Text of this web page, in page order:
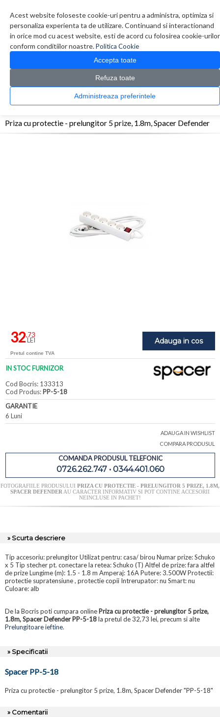
Acest website foloseste cookie-uri pentru a administra, optimiza si
personaliza experienta ta de utilizare. Continuand si interactionand
in orice mod cu acest website, esti de acord cu folosirea cookie-urilor
conform conditiilor noastre.Politica Cookie
Accepta toate
Refuza toate
Administreaza preferintele
0 produs(e)
CATALOG PRODUSE
UPS - Protectie > Prelungitoare > Priza cu protectie - prelungitor 5
Priza cu protectie - prelungitor 5 prize, 1.8m, Spacer Defender
Adauga in cos
32,73
LEI
Pretul contine TVA
IN STOC FURNIZOR
Cod Bocris: 133313
Cod Produs: PP-5-18
GARANTIE
6 Luni
ADAUGA IN WISHLIST
COMPARA PRODUSUL
COMANDA PRODUSUL TELEFONIC
0726.262.747 • 0344.401.060
FOTOGRAFIILE PRODUSULUI PRIZA CU PROTECTIE - PRELUNGITOR 5 PRIZE, 1.8M,
SPACER DEFENDERAU CARACTER INFORMATIV SI POT CONTINE ACCESORII
NEINCLUSE IN PACHET!
» Scurta descriere
Tip accesoriu: prelungitor Utilizat pentru: casa/ birou Numar prize: Schuko
x 5 Tip stecher pt. conectare la retea: Schuko (T) Altfel de prize: fara altfel
de prize Lungime (m): 1.5 - 1.8 m Amperaj: 16A Putere: 3.500W Protectii:
protectie supratensiune , protectie copii Intrerupator: nu Smart: nu
Culoare: alb
De la Bocris poti cumpara online Priza cu protectie - prelungitor 5 prize,
1.8m, Spacer Defender PP-5-18la pretul de 32,73 lei, precum si alte
Prelungitoare ieftine.
» Specificatii
Spacer PP-5-18
Priza cu protectie - prelungitor 5 prize, 1.8m, Spacer Defender "PP-5-18"
» Comentarii